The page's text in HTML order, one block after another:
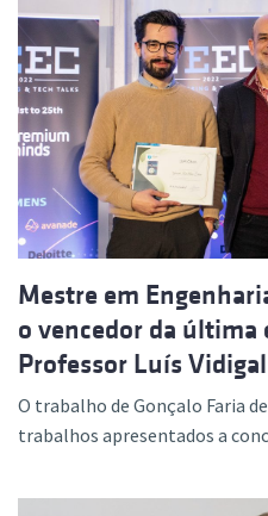
Mestre em
o vencedor da última
Professor Luís Vidigal
O trabalho de Gonçalo Faria
trabalhos apresentados a